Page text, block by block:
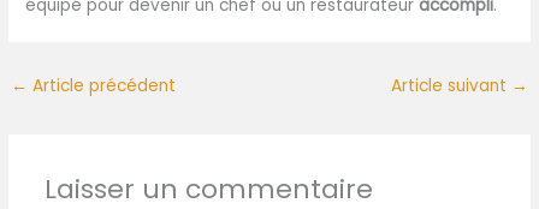
équipé pour devenir un chef ou un restaurateur accompli.
← Article précédent Article suivant →
Laisser un commentaire